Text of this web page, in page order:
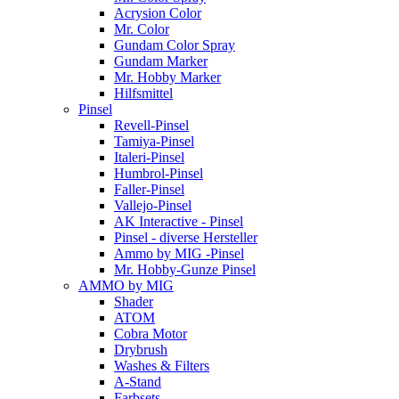
Acrysion Color
Mr. Color
Gundam Color Spray
Gundam Marker
Mr. Hobby Marker
Hilfsmittel
Pinsel
Revell-Pinsel
Tamiya-Pinsel
Italeri-Pinsel
Humbrol-Pinsel
Faller-Pinsel
Vallejo-Pinsel
AK Interactive - Pinsel
Pinsel - diverse Hersteller
Ammo by MIG -Pinsel
Mr. Hobby-Gunze Pinsel
AMMO by MIG
Shader
ATOM
Cobra Motor
Drybrush
Washes & Filters
A-Stand